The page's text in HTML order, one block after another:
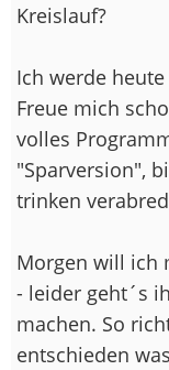
Kreislauf?
Ich werde
Freue mich
volles
"Sparversion",
trinken
Morgen will ich
- leider geht´s
machen. So
entschieden